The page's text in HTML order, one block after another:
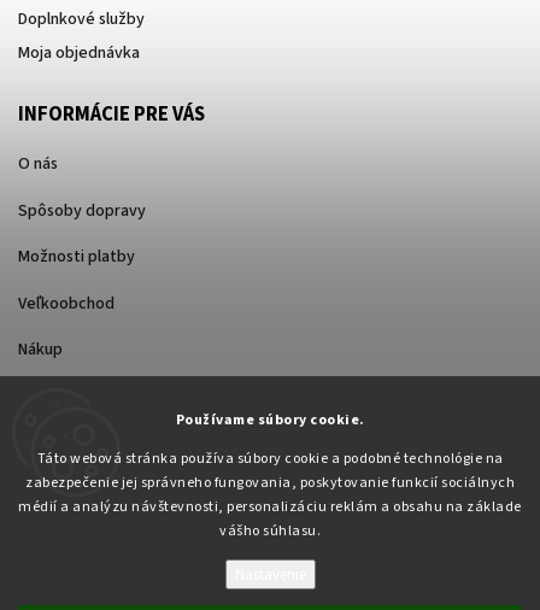
Používame súbory cookie.
Táto webová stránka používa súbory cookie a podobné technológie na
zabezpečenie jej správneho fungovania, poskytovanie funkcií sociálnych
médií a analýzu návštevnosti, personalizáciu reklám a obsahu na základe
vášho súhlasu.
Doplnkové služby
Moja objednávka
INFORMÁCIE PRE VÁS
O nás
Spôsoby dopravy
Možnosti platby
Veľkoobchod
Nákup
Copyright 2026Pabex.sk. Všetky práva vyhradené.